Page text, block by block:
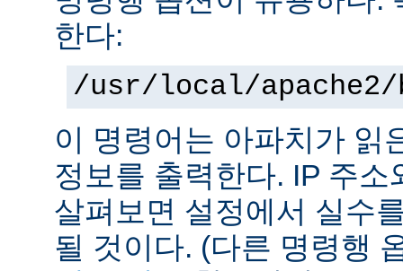
한다:
/usr/local/
이 명령어는 아파치가 읽
정보를 출력한다. IP 주
살펴보면 설정에서 실수
될 것이다. (다른 명령행